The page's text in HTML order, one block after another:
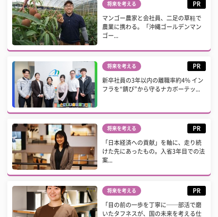
将来を考える PR
マンゴー農家と会社員、二足の草鞋で
農業に携わる。「沖縄ゴールデンマン
ゴー...
将来を考える PR
新卒社員の3年以内の離職率約4% イン
フラを“錆び”から守るナカボーテッ...
将来を考える PR
「日本経済への貢献」を軸に、走り続
けた先にあったもの。入省3年目での法
案...
将来を考える PR
「目の前の一歩を丁寧に──部活で磨
いたタフネスが、国の未来を考える仕